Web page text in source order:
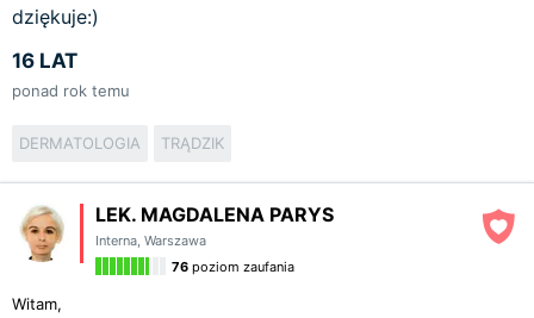
dziękuje:)
16 LAT
ponad rok temu
DERMATOLOGIA TRĄDZIK
LEK. MAGDALENA PARYS
Interna, Warszawa
76 poziom zaufania
Witam,